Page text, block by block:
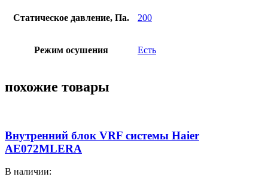
Статическое давление, Па. 200
Режим осушения Есть
похожие товары
Внутренний блок VRF системы Haier
AE072MLERA
В наличии: